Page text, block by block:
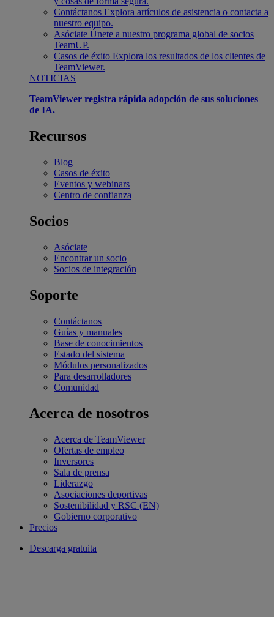
Contáctanos Explora artículos de asistencia o contacta a
nuestro equipo.
Asóciate Únete a nuestro programa global de socios
TeamUP.
Casos de éxito Explora los resultados de los clientes de
TeamViewer.
NOTICIAS
TeamViewer registra rápida adopción de sus soluciones
de IA.
Recursos
Blog
Casos de éxito
Eventos y webinars
Centro de confianza
Socios
Asóciate
Encontrar un socio
Socios de integración
Soporte
Contáctanos
Guías y manuales
Base de conocimientos
Estado del sistema
Módulos personalizados
Para desarrolladores
Comunidad
Acerca de nosotros
Acerca de TeamViewer
Ofertas de empleo
Inversores
Sala de prensa
Liderazgo
Asociaciones deportivas
Sostenibilidad y RSC (EN)
Gobierno corporativo
Precios
Descarga gratuita